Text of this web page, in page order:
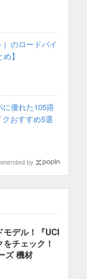
のロードバイ
】
に優れた105搭
おすすめ5選
by
モデル！『UCI
チェック！
ズ 機材